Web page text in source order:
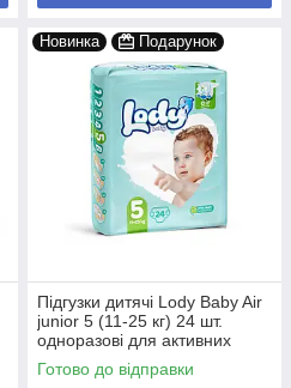
Новинка Подарунок
Підгузки дитячі Lody Baby Air
junior 5 (11-25 кг) 24 шт.
одноразові для активних
дітей
Готово до відправки